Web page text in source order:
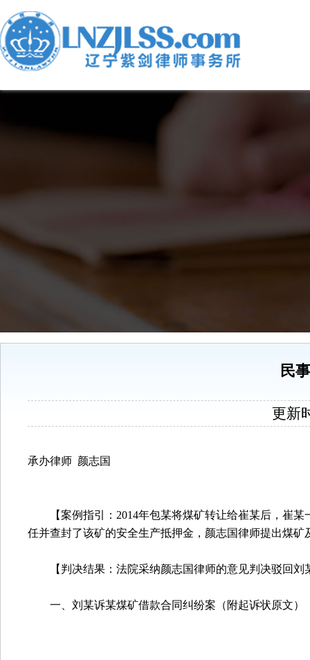
民
更新
承办律师 颜志国
【案例指引： 2014年包某将煤矿转让给崔某后，崔
任并查封了该矿的安全生产抵押金，颜志国律师提出煤
【判决结果：法院采纳颜志国律师的意见判决驳回
一、刘某诉某煤矿借款合同纠纷案（附起诉状原文）